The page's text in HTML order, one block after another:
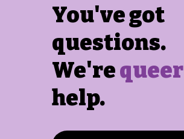
You've got
questions.
We'requeer
help.